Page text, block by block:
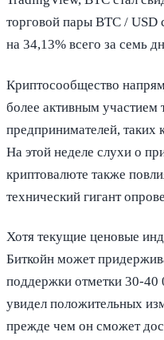
торговой пары BTC / USD
на 34,13% всего за семь
Криптосообщество
более активным участием
предпринимателей,
На этой неделе слухи о
криптовалюте также
технический гигант
Хотя текущие ценовые
Биткойн может
поддержки отметки 30-40
увидел положительных
прежде чем он сможет